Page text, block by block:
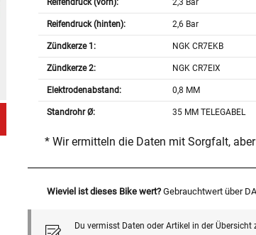
Reifendruck (vorn): 2,3 Bar
Reifendruck (hinten): 2,6 Bar
Zündkerze 1: NGK CR7EKB
Zündkerze 2: NGK CR7EIX
Elektrodenabstand: 0,8 MM
Standrohr Ø: 35 MM TELEGABEL
* Wir ermitteln die Daten mit Sorgfalt,
Wieviel ist dieses Bike wert? Gebrauchtwert über
Du vermisst Daten oder Artikel in der